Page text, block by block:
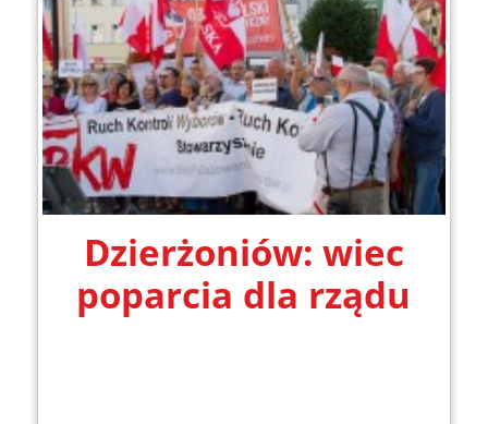
Dzierżoniów: wiec
poparcia dla rządu